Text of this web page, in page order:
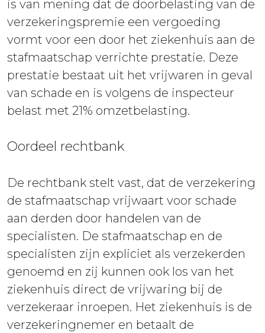
is van mening dat de doorbelasting van de
verzekeringspremie een vergoeding
vormt voor een door het ziekenhuis aan de
stafmaatschap verrichte prestatie. Deze
prestatie bestaat uit het vrijwaren in geval
van schade en is volgens de inspecteur
belast met 21% omzetbelasting.
Oordeel rechtbank
De rechtbank stelt vast, dat de verzekering
de stafmaatschap vrijwaart voor schade
aan derden door handelen van de
specialisten. De stafmaatschap en de
specialisten zijn expliciet als verzekerden
genoemd en zij kunnen ook los van het
ziekenhuis direct de vrijwaring bij de
verzekeraar inroepen. Het ziekenhuis is de
verzekeringnemer en betaalt de